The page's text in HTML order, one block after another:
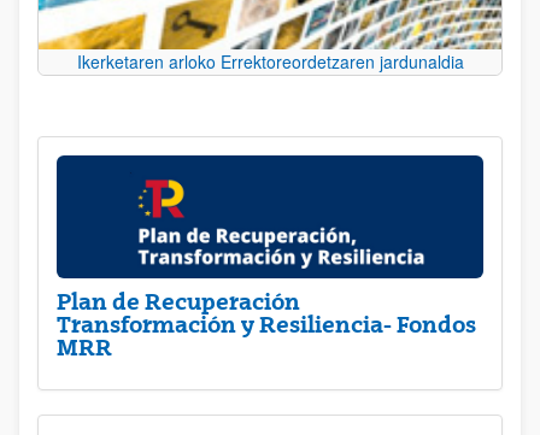
Ikerketaren arloko Errektoreordetzaren jardunaldia
Plan de Recuperación
Transformación y Resiliencia- Fondos
MRR